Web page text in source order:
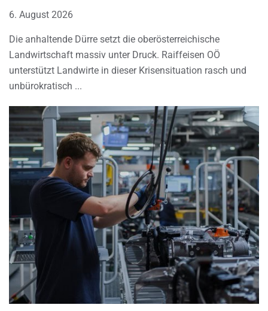
6. August 2026
Die anhaltende Dürre setzt die oberösterreichische
Landwirtschaft massiv unter Druck. Raiffeisen OÖ
unterstützt Landwirte in dieser Krisensituation rasch und
unbürokratisch